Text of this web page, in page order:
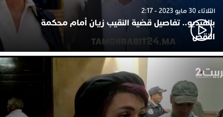
الثلاثاء 30 مايو 2023 - 2:17
بالفيديو.. تفاصيل قضية النقيب زيان أمام محكمة
النقض